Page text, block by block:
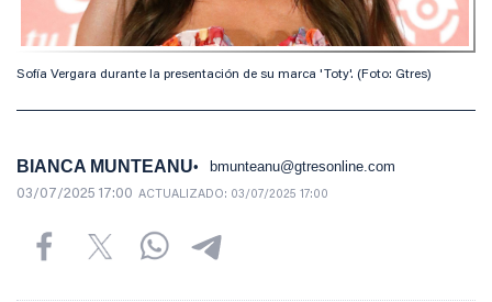
Sofía Vergara durante la presentación de su marca 'Toty'. (Foto: Gtres)
BIANCA MUNTEANU bmunteanu@gtresonline.com
03/07/2025 17:00 ACTUALIZADO: 03/07/2025 17:00